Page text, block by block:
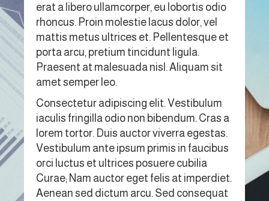
erat a libero ullamcorper, eu lobortis odio
rhoncus. Proin molestie lacus dolor, vel
mattis metus ultrices et. Pellentesque et
porta arcu, pretium tincidunt ligula.
Praesent at malesuada nisl. Aliquam sit
amet semper leo.
Consectetur adipiscing elit. Vestibulum
iaculis fringilla odio non bibendum. Cras a
lorem tortor. Duis auctor viverra egestas.
Vestibulum ante ipsum primis in faucibus
orci luctus et ultrices posuere cubilia
Curae; Nam auctor eget felis at imperdiet.
Aenean sed dictum arcu. Sed consequat